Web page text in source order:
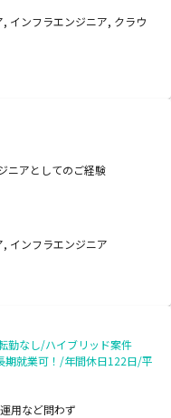
インフラエンジニア, クラウ
ニアとしてのご経験
インフラエンジニア
勤なし/ハイブリッド案件
期就業可！/年間休日122日/平
用など問わず